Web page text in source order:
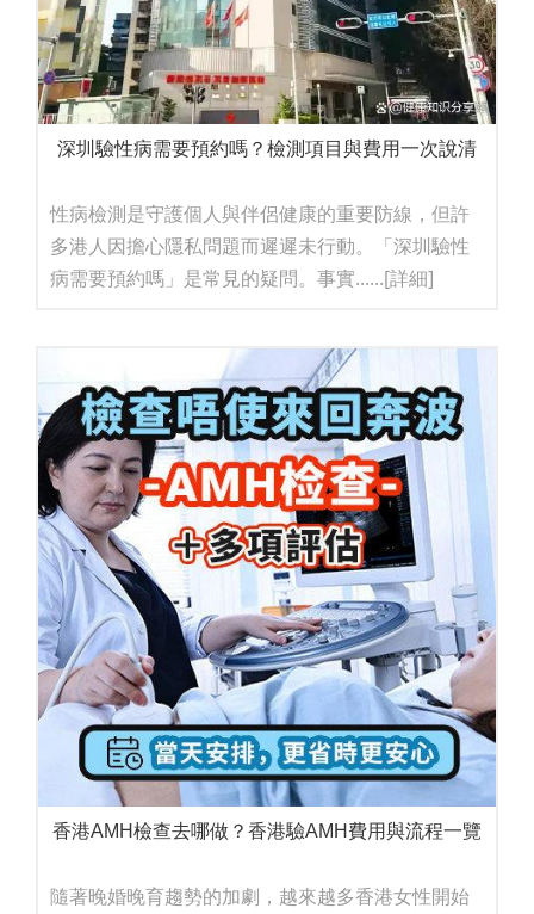
深圳驗性病需要預約嗎？檢測項目與費用一次說清
性病檢測是守護個人與伴侶健康的重要防線，但許
多港人因擔心隱私問題而遲遲未行動。「深圳驗性
病需要預約嗎」是常見的疑問。事實......[詳細]
香港AMH檢查去哪做？香港驗AMH費用與流程一覽
隨著晚婚晚育趨勢的加劇，越來越多香港女性開始